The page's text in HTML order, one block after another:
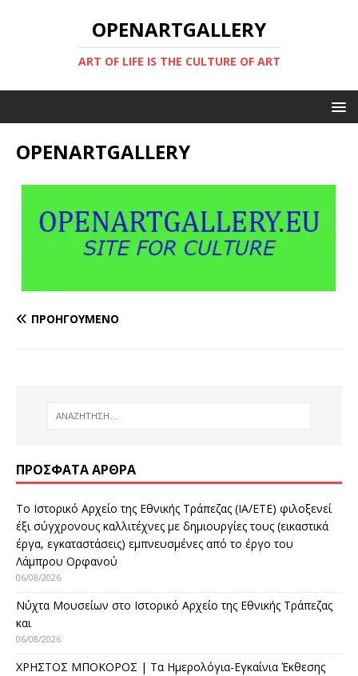
OPENARTGALLERY
ART OF LIFE IS THE CULTURE OF ART
OPENARTGALLERY
ΠΡΟΗΓΟΎΜΕΝΟ
ΠΡΌΣΦΑΤΑ ΆΡΘΡΑ
Το Ιστορικό Αρχείο της Εθνικής Τράπεζας (ΙΑ/ΕΤΕ) φιλοξενεί
έξι σύγχρονους καλλιτέχνες με δημιουργίες τους (εικαστικά
έργα, εγκαταστάσεις) εμπνευσμένες από το έργο του
Λάμπρου Ορφανού
06/08/2026
Νύχτα Μουσείων στο Ιστορικό Αρχείο της Εθνικής Τράπεζας
και
06/08/2026
ΧΡΗΣΤΟΣ ΜΠΟΚΟΡΟΣ | Τα Ημερολόγια-Εγκαίνια Έκθεσης